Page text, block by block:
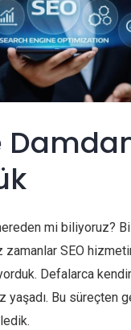
mi biliyoruz?
SEO
Defalarca
yaşadı. Bu süreçten